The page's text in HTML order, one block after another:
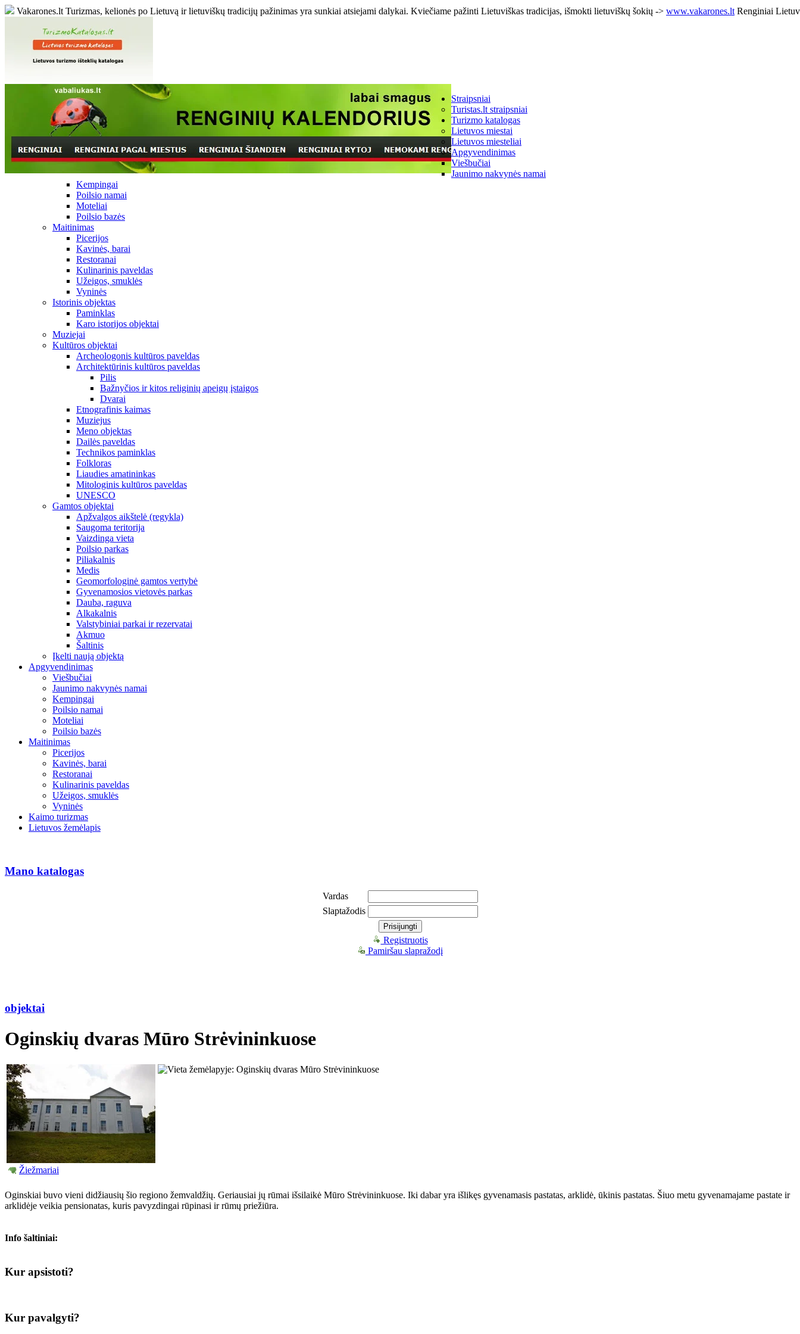
Vakarones.lt Turizmas, kelionės po Lietuvą ir lietuviškų tradicijų pažinimas yra sunkiai atsiejami dalykai. Kviečiame pažinti Lietuviškas tradicijas, išmokti lietuviškų šokių -> www.vakarones.lt Renginiai
Straipsniai
Turistas.lt straipsniai
Turizmo katalogas
Lietuvos miestai
Lietuvos miesteliai
Apgyvendinimas
Viešbučiai
Jaunimo nakvynės namai
Kempingai
Poilsio namai
Moteliai
Poilsio bazės
Maitinimas
Picerijos
Kavinės, barai
Restoranai
Kulinarinis paveldas
Užeigos, smuklės
Vyninės
Istorinis objektas
Paminklas
Karo istorijos objektai
Muziejai
Kultūros objektai
Archeologonis kultūros paveldas
Architektūrinis kultūros paveldas
Pilis
Bažnyčios ir kitos religinių apeigų įstaigos
Dvarai
Etnografinis kaimas
Muziejus
Meno objektas
Dailės paveldas
Technikos paminklas
Folkloras
Liaudies amatininkas
Mitologinis kultūros paveldas
UNESCO
Gamtos objektai
Apžvalgos aikštelė (regykla)
Saugoma teritorija
Vaizdinga vieta
Poilsio parkas
Piliakalnis
Medis
Geomorfologinė gamtos vertybė
Gyvenamosios vietovės parkas
Dauba, raguva
Alkakalnis
Valstybiniai parkai ir rezervatai
Akmuo
Šaltinis
Įkelti naują objektą
Apgyvendinimas
Viešbučiai
Jaunimo nakvynės namai
Kempingai
Poilsio namai
Moteliai
Poilsio bazės
Maitinimas
Picerijos
Kavinės, barai
Restoranai
Kulinarinis paveldas
Užeigos, smuklės
Vyninės
Kaimo turizmas
Lietuvos žemėlapis
Mano katalogas
Vardas
Slaptažodis
Registruotis
Pamiršau slapražodį
objektai
Oginskių dvaras Mūro Strėvininkuose
Žiežmariai
Oginskiai buvo vieni didžiausių šio regiono žemvaldžių. Geriausiai jų rūmai išsilaikė Mūro Strėvininkuose. Iki dabar yra išlikęs gyvenamasis pastatas, arklidė, ūkinis pastatas. Šiuo metu gyvenamajame pastate ir
arklidėje veikia pensionatas, kuris pavyzdingai rūpinasi ir rūmų priežiūra.
Info šaltiniai:
Kur apsistoti?
Kur pavalgyti?